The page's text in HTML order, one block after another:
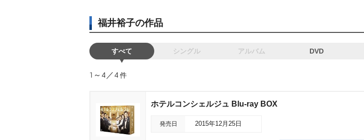
福井裕子の作品
すべて シングル アルバム DVD
1～4／4件
ホテルコンシェルジュ Blu-ray BOX
発売日 2015年12月25日